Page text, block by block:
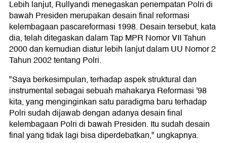
Lebih lanjut, Rullyandi menegaskan penempatan Polri di
bawah Presiden merupakan desain final reformasi
kelembagaan pascareformasi 1998. Desain tersebut, kata
dia, telah ditegaskan dalam Tap MPR Nomor VII Tahun
2000 dan kemudian diatur lebih lanjut dalam UU Nomor 2
Tahun 2002 tentang Polri.
"Saya berkesimpulan, terhadap aspek struktural dan
instrumental sebagai sebuah mahakarya Reformasi '98
kita, yang menginginkan satu paradigma baru terhadap
Polri sudah dijawab dengan adanya desain final
kelembagaan Polri di bawah Presiden. Itu sudah desain
final yang tidak lagi bisa diperdebatkan," ungkapnya.